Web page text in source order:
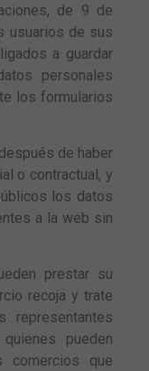
de 9 de
usuarios de sus
a guardar
personales
los formularios
de haber
o contractual, y
los datos
a la web sin
prestar su
recoja y trate
pueden
comercios que